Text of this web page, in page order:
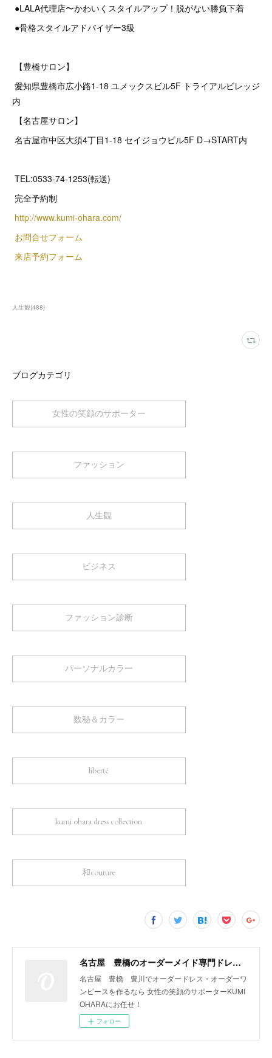
●LALA代理店〜かわいくスタイルアップ！脱がない勝負下着
●骨格スタイルアドバイザー3級
【豊橋サロン】
愛知県豊橋市広小路1-18 ユメックスビル5F トライアルビレッジ
内
【名古屋サロン】
名古屋市中区大須4丁目1-18 セイジョウビル5F D→START内
TEL:0533-74-1253(転送)
完全予約制
http://www.kumi-ohara.com/
お問合せフォーム
来店予約フォーム
人生観(488)
ブログカテゴリ
女性の笑顔のサポーター
ファッション
人生観
ビジネス
ファッション診断
パーソナルカラー
数秘＆カラー
liberté
kumi ohara dress collection
和couture
名古屋 豊橋のオーダーメイド専門ドレスデザイナー KUMI OHARA
名古屋 豊橋 豊川でオーダードレス・オーダーワ
ンピースを作るなら 女性の笑顔のサポーターKUMI
OHARAにお任せ！
フォロー